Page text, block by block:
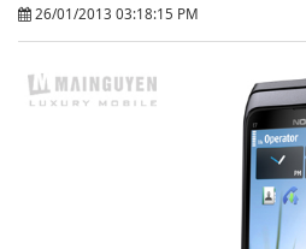
26/01/2013 03:18:15 PM